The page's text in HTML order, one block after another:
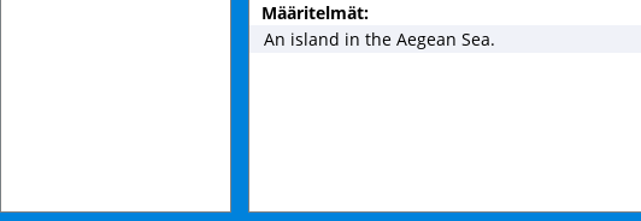
Määritelmät:
An island in the Aegean Sea.